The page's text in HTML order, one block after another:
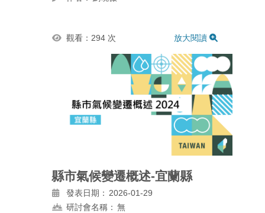
觀看：294 次 放大閱讀
縣市氣候變遷概述-宜蘭縣
發表日期： 2026-01-29
研討會名稱： 無